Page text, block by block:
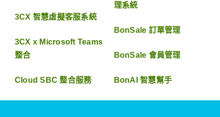
3CX 智慧虛擬客服系統
3CX x Microsoft Teams
整合
Cloud SBC 整合服務
理系統
BonSale 訂單管理
BonSale 會員管理
BonAI 智慧幫手